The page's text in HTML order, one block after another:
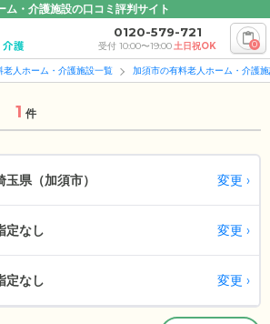
ム・介護施設の口コミ評判サイト
0120-579-721
受付 10:00〜19:00土日祝OK 0
老人ホーム・介護施設一覧 加須市の有料老人ホーム・介護
1 件
玉県（加須市） 変更
定なし 変更
定なし 変更